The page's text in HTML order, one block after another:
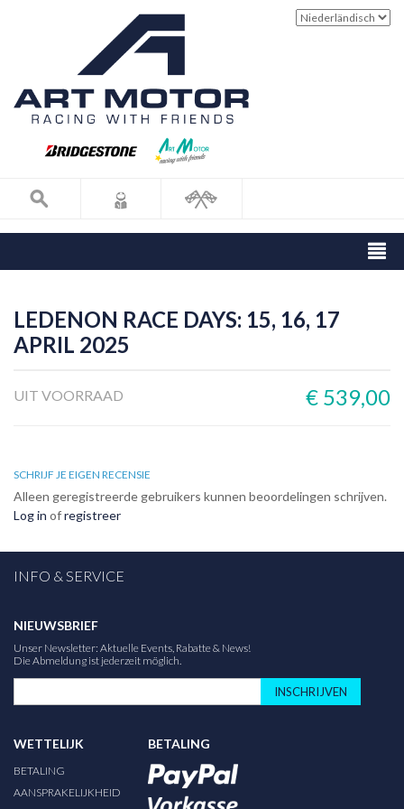
LEDENON RACE DAYS: 15, 16, 17
APRIL 2025
€ 539,00
UIT VOORRAAD
SCHRIJF JE EIGEN RECENSIE
Alleen geregistreerde gebruikers kunnen beoordelingen schrijven.
Log in ofregistreer
INFO & SERVICE
NIEUWSBRIEF
Unser Newsletter: Aktuelle Events, Rabatte & News!
Die Abmeldung ist jederzeit möglich.
INSCHRIJVEN
WETTELIJK
BETALING
AANSPRAKELIJKHEID
BETALING